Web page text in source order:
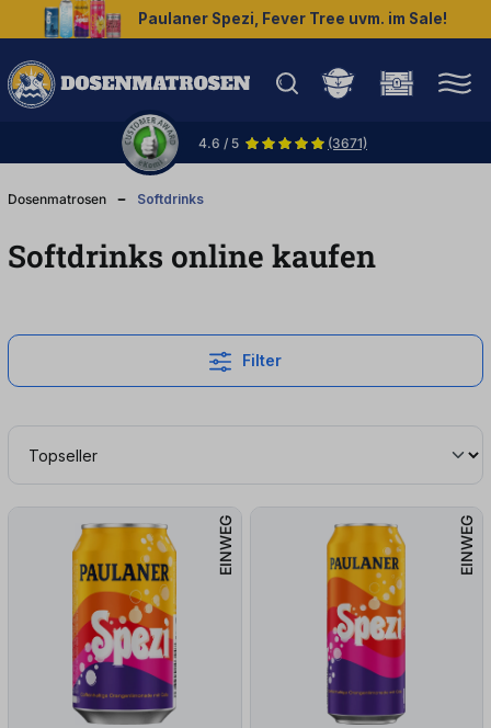
springen Paulaner Spezi, Fever Tree uvm. im Sale!
4.6 / 5 (3671)
Dosenmatrosen Softdrinks
Softdrinks online kaufen
Filter
EINWEG EINWEG